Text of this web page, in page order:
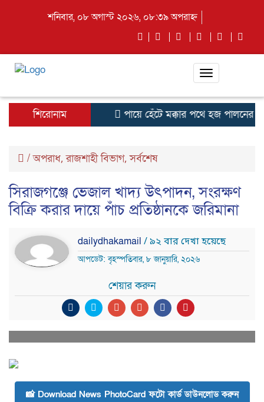
শনিবার, ০৮ অগাস্ট ২০২৬, ০৮:৩৯ অপরাহ্ন
Toggle
শিরোনাম
পায়ে হেঁটে মক্কার পথে হজ পালনের
/অপরাধ,রাজশাহী বিভাগ,সর্বশেষ
সিরাজগঞ্জে ভেজাল খাদ্য উৎপাদন, সংরক্ষণ
বিক্রি করার দায়ে পাঁচ প্রতিষ্ঠানকে জরিমানা
dailydhakamail / ৯২ বার দেখা হয়েছে
আপডেট: বৃহস্পতিবার, ৮ জানুয়ারি, ২০২৬
শেয়ার করুন
📸 Download News PhotoCard ফটো কার্ড ডাউনলোড করুন